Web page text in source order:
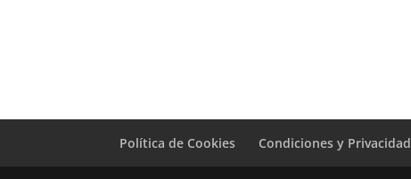
Política de Cookies Condiciones y Privacidad